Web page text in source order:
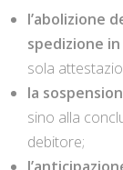
l’abolizione
spedizione
sola
la
sino alla
debitore;